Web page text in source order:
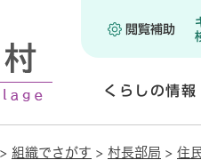
閲覧補助
くらしの情報
く
> 組織でさがす > 村長部局 > 住